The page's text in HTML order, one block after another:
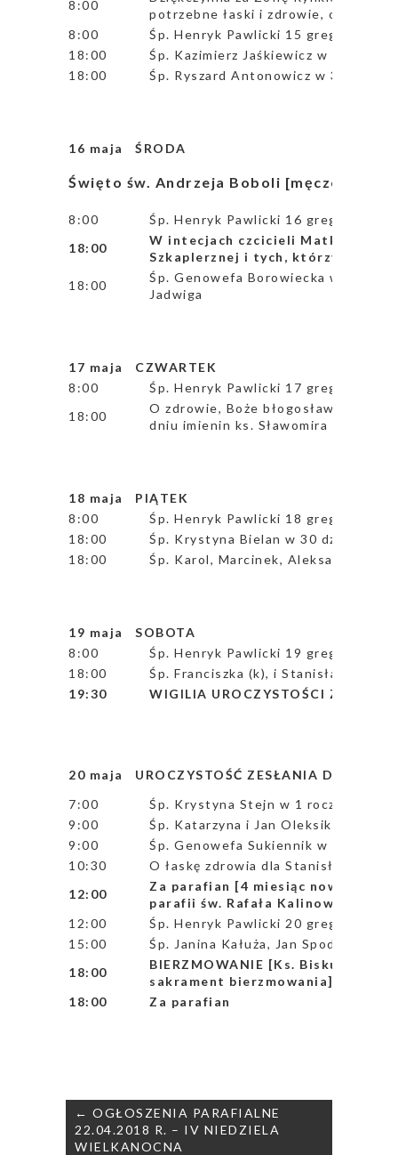
8:00
potrzebne łaski i zdrowie, opiekę
8:00
Śp. Henryk Pawlicki 15 greg.
18:00
Śp. Kazimierz Jaśkiewicz w 1 rocz.
18:00
Śp. Ryszard Antonowicz w 3 rocz.
16 maja ŚRODA
Święto św. Andrzeja Boboli [męczennika,
8:00
Śp. Henryk Pawlicki 16 greg.
18:00
W intecjach czcicieli Matki Bożej
Szkaplerznej i tych, którzy
18:00
Śp. Genowefa Borowiecka w 26
Jadwiga
17 maja CZWARTEK
8:00
Śp. Henryk Pawlicki 17 greg.
18:00
O zdrowie, Boże
dniu imienin ks. Sławomira Milde
18 maja PIĄTEK
8:00
Śp. Henryk Pawlicki 18 greg.
18:00
Śp. Krystyna Bielan w 30 dzień po
18:00
Śp. Karol, Marcinek, Aleksander,
19 maja SOBOTA
8:00
Śp. Henryk Pawlicki 19 greg.
18:00
Śp. Franciszka (k), i Stanisław
19:30
WIGILIA UROCZYSTOŚCI
20 maja UROCZYSTOŚĆ ZESŁANIA DUCHA
7:00
Śp. Krystyna Stejn w 1 rocz. śmierci
9:00
Śp. Katarzyna i Jan Oleksik
9:00
Śp. Genowefa Sukiennik w 3 rocz.
10:30
O łaskę zdrowia dla Stanisława
12:00
Za parafian [4 miesiąc nowenny
parafii św. Rafała Kalinowskiego]
12:00
Śp. Henryk Pawlicki 20 greg.
15:00
Śp. Janina Kałuża, Jan Spodarek
18:00
BIERZMOWANIE [Ks. Biskup
sakrament bierzmowania]
18:00
Za parafian
Nawigacja
wpisu
← OGŁOSZENIA PARAFIALNE
22.04.2018 R. – IV NIEDZIELA
WIELKANOCNA